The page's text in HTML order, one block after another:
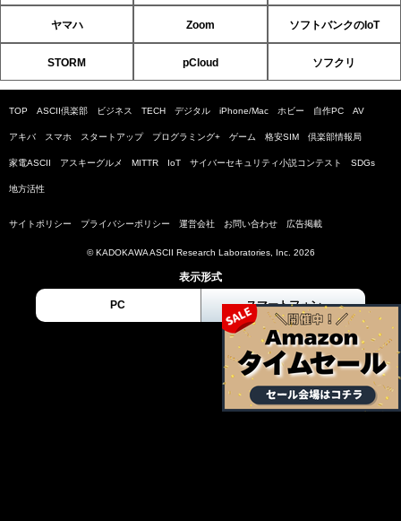
ヤマハ Zoom ソフトバンクのIoT
STORM pCloud ソフクリ
TOP ASCII倶楽部 ビジネス TECH デジタル iPhone/Mac ホビー 自作PC AV
アキバ スマホ スタートアップ プログラミング+ ゲーム 格安SIM 倶楽部情報局
家電ASCII アスキーグルメ MITTR IoT サイバーセキュリティ小説コンテスト SDGs
地方活性
サイトポリシー プライバシーポリシー 運営会社 お問い合わせ 広告掲載
© KADOKAWA ASCII Research Laboratories, Inc. 2026
表示形式
PC スマートフォン